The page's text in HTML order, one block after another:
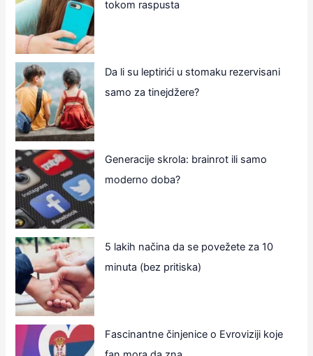
tokom raspusta
Da li su leptirići u stomaku rezervisani
samo za tinejdžere?
Generacije skrola: brainrot ili samo
moderno doba?
5 lakih načina da se povežete za 10
minuta (bez pritiska)
Fascinantne činjenice o Evroviziji koje